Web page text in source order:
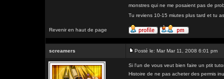
monstres qui ne me posaient pas de
Tu reviens 10-15 miutes plus tard et tu
Revenir en haut de page
screamers Posté le: Mar Mar 11, 2008 6:01 pm
Si l'un de vous veut bien faire un ptit
Histoire de ne pas acheter des permis